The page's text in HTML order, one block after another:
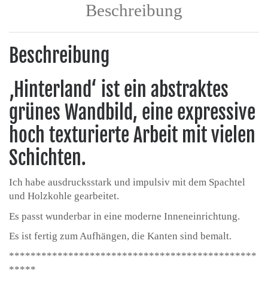
Beschreibung
Beschreibung
‚Hinterland‘ ist ein abstraktes
grünes Wandbild, eine expressive
hoch texturierte Arbeit mit vielen
Schichten.
Ich habe ausdrucksstark und impulsiv mit dem Spachtel
und Holzkohle gearbeitet.
Es passt wunderbar in eine moderne Inneneinrichtung.
Es ist fertig zum Aufhängen, die Kanten sind bemalt.
**********************************************
*****